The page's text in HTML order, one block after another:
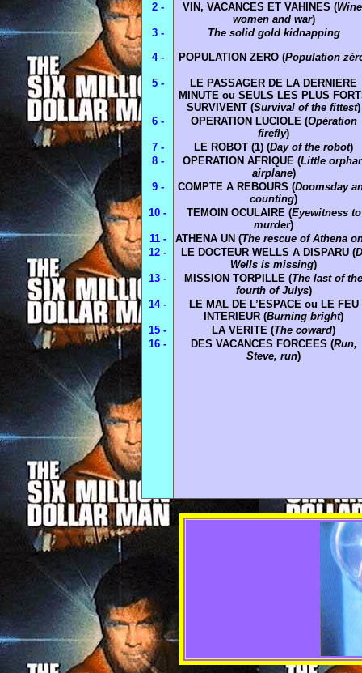
2 -
VIN, VACANCES ET VAHINES (
women and war)
3 -
The solid gold kidnapping
4 -
POPULATION ZERO (Population
5 -
LE PASSAGER DE LA DERNIERE
MINUTE ou SEULS LES PLUS
SURVIVENT (Survival of the fittest)
6 -
OPERATION LUCIOLE (Opération
firefly)
7 -
LE ROBOT (1) (Day of the robot)
8 -
OPERATION AFRIQUE (Little
airplane)
9 -
COMPTE A REBOURS (Doomsday
counting)
10 -
TEMOIN OCULAIRE (Eyewitness to
murder)
11 -
ATHENA UN (The rescue of Athena
12 -
LE DOCTEUR WELLS A DISPARU (
Wells is missing)
13 -
MISSION TORPILLE (The last of the
fourth of Julys)
14 -
LE MAL DE L’ESPACE ou LE FEU
INTERIEUR (Burning bright)
15 -
LA VERITE (The coward)
16 -
DES VACANCES FORCEES (Run,
Steve, run)